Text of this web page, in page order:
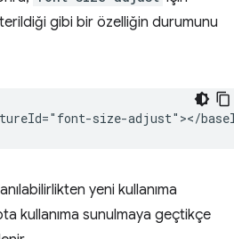
gibi bir özelliğin durumunu
yeni kullanıma
kullanıma sunulmaya geçtikçe